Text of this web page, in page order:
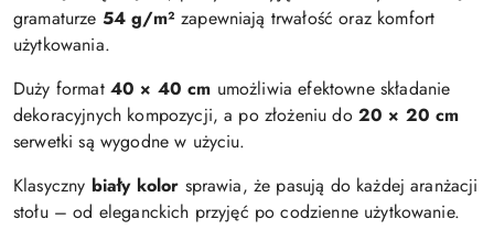
gramaturze 54 g/m² zapewniają trwałość oraz komfort
użytkowania.
Duży format 40 × 40 cm umożliwia efektowne składanie
dekoracyjnych kompozycji, a po złożeniu do 20 × 20 cm
serwetki są wygodne w użyciu.
Klasyczny biały kolor sprawia, że pasują do każdej aranżacji
stołu – od eleganckich przyjęć po codzienne użytkowanie.